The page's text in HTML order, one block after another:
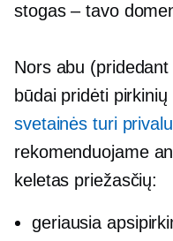
stogas – tavo
Nors abu
būdai pridėti
svetainės turi
rekomenduojame
keletas priežasčių:
geriausia